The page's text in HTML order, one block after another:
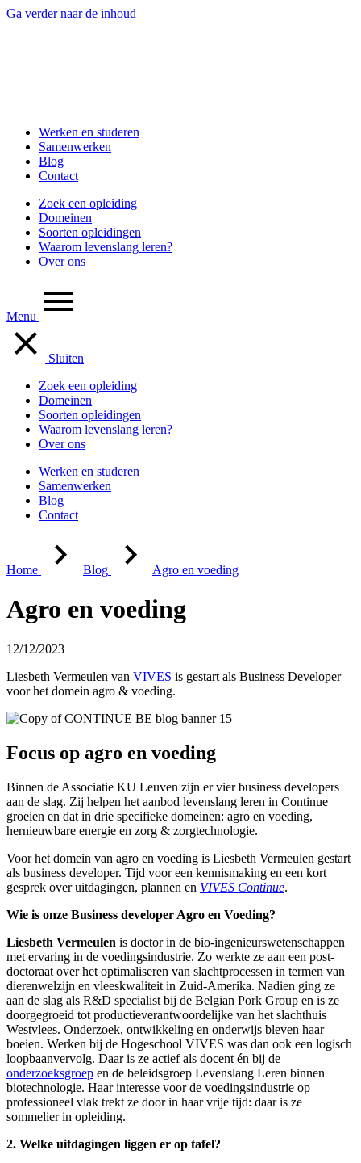
Ga verder naar de inhoud
Werken en studeren
Samenwerken
Blog
Contact
Zoek een opleiding
Domeinen
Soorten opleidingen
Waarom levenslang leren?
Over ons
Menu
Sluiten
Zoek een opleiding
Domeinen
Soorten opleidingen
Waarom levenslang leren?
Over ons
Werken en studeren
Samenwerken
Blog
Contact
Home Blog Agro en voeding
Agro en voeding
12/12/2023
Liesbeth Vermeulen van VIVES is gestart als Business Developer
voor het domein agro & voeding.
Focus op agro en voeding
Binnen de Associatie KU Leuven zijn er vier business developers
aan de slag. Zij helpen het aanbod levenslang leren in Continue
groeien en dat in drie specifieke domeinen: agro en voeding,
hernieuwbare energie en zorg & zorgtechnologie.
Voor het domein van agro en voeding is Liesbeth Vermeulen gestart
als business developer. Tijd voor een kennismaking en een kort
gesprek over uitdagingen, plannen en VIVES Continue.
Wie is onze Business developer Agro en Voeding?
Liesbeth Vermeulen is doctor in de bio-ingenieurswetenschappen
met ervaring in de voedingsindustrie. Zo werkte ze aan een post-
doctoraat over het optimaliseren van slachtprocessen in termen van
dierenwelzijn en vleeskwaliteit in Zuid-Amerika. Nadien ging ze
aan de slag als R&D specialist bij de Belgian Pork Group en is ze
doorgegroeid tot productieverantwoordelijke van het slachthuis
Westvlees. Onderzoek, ontwikkeling en onderwijs bleven haar
boeien. Werken bij de Hogeschool VIVES was dan ook een logisch
loopbaanvervolg. Daar is ze actief als docent én bij de
onderzoeksgroep en de beleidsgroep Levenslang Leren binnen
biotechnologie. Haar interesse voor de voedingsindustrie op
professioneel vlak trekt ze door in haar vrije tijd: daar is ze
sommelier in opleiding.
2. Welke uitdagingen liggen er op tafel?